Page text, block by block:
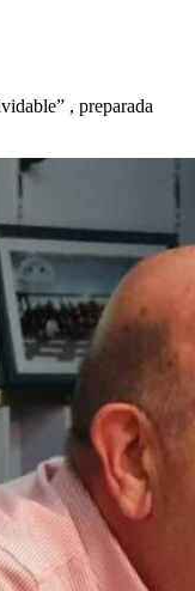
, preparada